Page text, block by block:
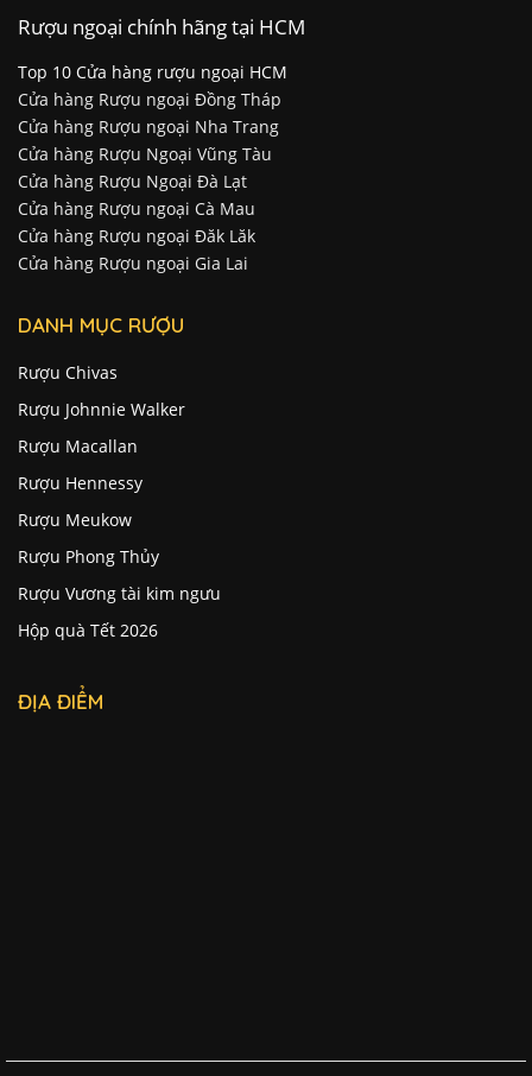
Rượu ngoại chính hãng tại HCM
Top 10 Cửa hàng rượu ngoại HCM
Cửa hàng Rượu ngoại Đồng Tháp
Cửa hàng Rượu ngoại Nha Trang
Cửa hàng Rượu Ngoại Vũng Tàu
Cửa hàng Rượu Ngoại Đà Lạt
Cửa hàng Rượu ngoại Cà Mau
Cửa hàng Rượu ngoại Đăk Lăk
Cửa hàng Rượu ngoại Gia Lai
DANH MỤC RƯỢU
Rượu Chivas
Rượu Johnnie Walker
Rượu Macallan
Rượu Hennessy
Rượu Meukow
Rượu Phong Thủy
Rượu Vương tài kim ngưu
Hộp quà Tết 2026
ĐỊA ĐIỂM